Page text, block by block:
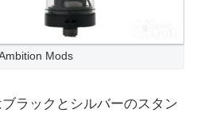
Mods
ラックとシルバーのスタン